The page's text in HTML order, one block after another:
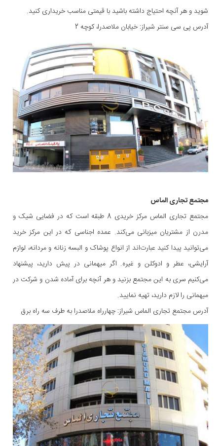
شوید و هر آنچه احتیاج داشته باشید با قیمتی مناسب خریداری کنید.
آدرس پی سی سنتر شیراز: خیابان ملاصدرا، کوچه 2
مجتمع تجاری الماس
مجتمع تجاری الماس مرکز خریدی 8 طبقه است که در فضایی شیک و
مدرن از مشتریان میزبانی می‌کند. عمده اجناسی که در این مرکز خرید
می‌توانید پیدا کنید عبارت‌اند از انواع پوشاک و البسه زنانه و مردانه، لوازم
آرایشی، عطر و ادوکلن و غیره. اگر میهمانی در پیش دارید، پیشنهاد
می‌کنیم سری به این مجتمع بزنید و هر آنچه برای آماده شدن و شرکت در
میهمانی را لازم دارید، تهیه نمایید.
آدرس مجتمع تجاری الماس شیراز: چهارراه ملاصدرا به طرف سه راه برق